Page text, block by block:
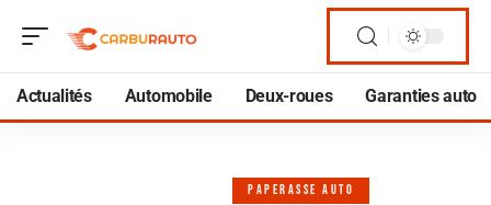
Actualités Automobile Deux-roues Garanties auto
PAPERASSE AUTO